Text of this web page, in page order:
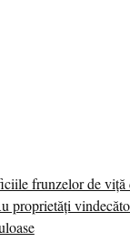
frunzelor de viță
proprietăţi